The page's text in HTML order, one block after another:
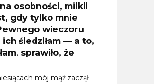
osobności, milkli
gdy tylko mnie
wieczoru
śledziłam — a to,
sprawiło, że
mój mąż zaczął